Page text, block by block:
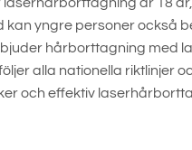
kan yngre personer också
hårborttagning med
alla nationella riktlinjer
och effektiv